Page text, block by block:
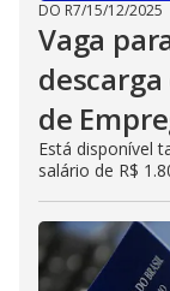
DO R7/15/12/2025
Vaga
de
Está disponível
salário de R$